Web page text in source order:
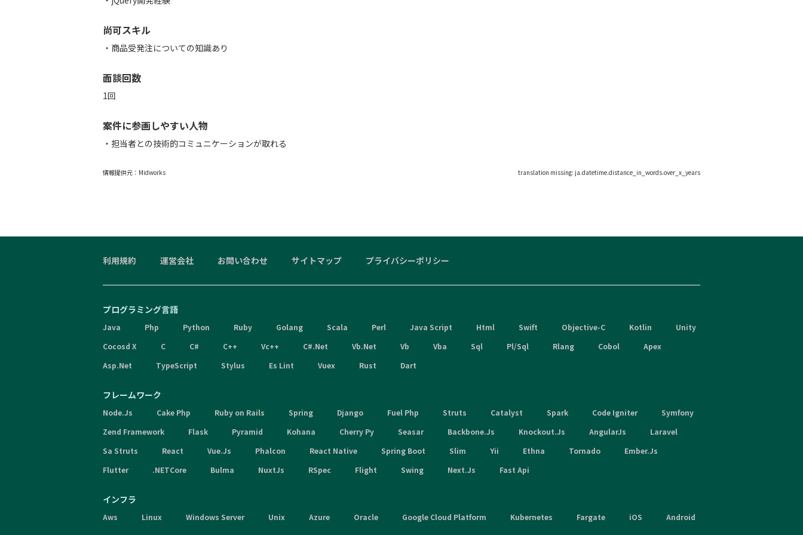
尚可スキル
・商品受発注についての知識あり
面談回数
1回
案件に参画しやすい人物
・担当者との技術的コミュニケーションが取れる
情報提供元： Midworks translation missing: ja.datetime.distance_in_words.over_x_years
利用規約 運営会社 お問い合わせ サイトマップ プライバシーポリシー
プログラミング言語
Java Php Python Ruby Golang Scala Perl Java Script Html Swift Objective-C Kotlin
Unity
Cocosd X
C C# C++ Vc++ C#.Net Vb.Net Vb Vba Sql Pl/Sql Rlang Cobol
Apex
Asp.Net
TypeScript Stylus Es Lint Vuex Rust Dart
フレームワーク
Node.Js Cake Php Ruby on Rails Spring Django Fuel Php Struts Catalyst Spark Code Igniter
Symfony
Zend Framework
Flask Pyramid Kohana Cherry Py Seasar Backbone.Js Knockout.Js AngularJs
Laravel
Sa Struts
React Vue.Js Phalcon React Native Spring Boot Slim Yii Ethna Tornado
Ember.Js
Flutter
.NETCore Bulma NuxtJs RSpec Flight Swing Next.Js Fast Api
インフラ
Aws Linux Windows Server Unix Azure Oracle Google Cloud Platform Kubernetes Fargate iOS Android